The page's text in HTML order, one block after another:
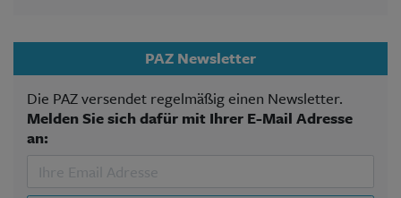
PAZ Newsletter
Die PAZ versendet regelmäßig einen Newsletter.
Melden Sie sich dafür mit Ihrer E-Mail Adresse
an: